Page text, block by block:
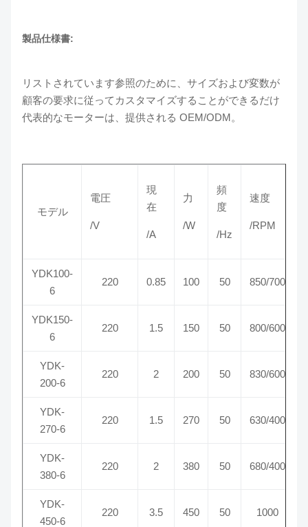
製品仕様書:
リストされています参照のために、サイズおよび変数が
顧客の要求に従ってカスタマイズすることができるだけ
代表的なモーターは、提供される OEM/ODM。
モデル
電圧
/V
現
在
/A
力
/W
頻
度
/Hz
速度
/RPM
YDK100-
6
220 0.85 100 50 850/700
YDK150-
6
220 1.5 150 50 800/600
YDK-
200-6
220 2 200 50 830/600
YDK-
270-6
220 1.5 270 50 630/400
YDK-
380-6
220 2 380 50 680/400
YDK-
450-6
220 3.5 450 50 1000